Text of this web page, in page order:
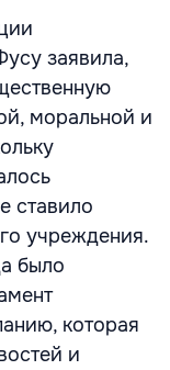
заявила,
моральной и
ставило
учреждения.
было
которая
и